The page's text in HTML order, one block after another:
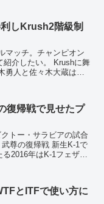
しKrush2階級制
マッチ。チャンピオン
紹介したい。 Krushに舞
人と佐々木大蔵は前
復帰戦で見せたプ
トー・サラビアの試合
尊の復帰戦 新生K-1で
2016年はK-1フェザー
とITFで使い方に